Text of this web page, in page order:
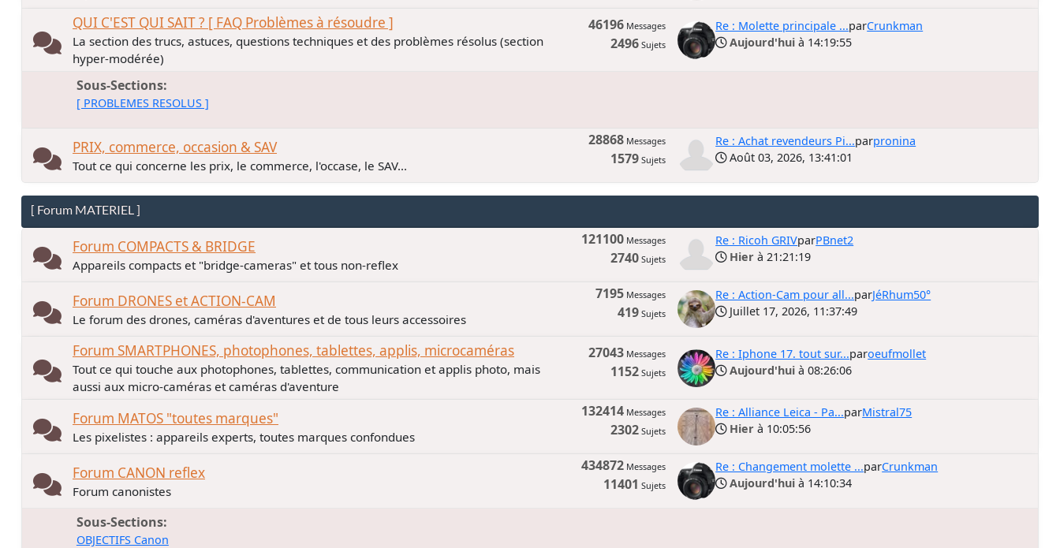
QUI C'EST QUI SAIT ? [ FAQ Problèmes à résoudre ]
La section des trucs, astuces, questions techniques et des problèmes résolus (section
hyper-modérée)
46196 Messages
2496 Sujets
Re : Molette principale ...parCrunkman
Aujourd'hui à 14:19:55
Sous-Sections
[ PROBLEMES RESOLUS ]
PRIX, commerce, occasion & SAV
Tout ce qui concerne les prix, le commerce, l'occase, le SAV...
28868 Messages
1579 Sujets
Re : Achat revendeurs Pi...parpronina
Août 03, 2026, 13:41:01
[ Forum MATERIEL ]
Forum COMPACTS & BRIDGE
Appareils compacts et "bridge-cameras" et tous non-reflex
121100 Messages
2740 Sujets
Re : Ricoh GRIVparPBnet2
Hier à 21:21:19
Forum DRONES et ACTION-CAM
Le forum des drones, caméras d'aventures et de tous leurs accessoires
7195 Messages
419 Sujets
Re : Action-Cam pour all...parJéRhum50°
Juillet 17, 2026, 11:37:49
Forum SMARTPHONES, photophones, tablettes, applis, microcaméras
Tout ce qui touche aux photophones, tablettes, communication et applis photo, mais
aussi aux micro-caméras et caméras d'aventure
27043 Messages
1152 Sujets
Re : Iphone 17. tout sur...paroeufmollet
Aujourd'hui à 08:26:06
Forum MATOS "toutes marques"
Les pixelistes : appareils experts, toutes marques confondues
132414 Messages
2302 Sujets
Re : Alliance Leica - Pa...parMistral75
Hier à 10:05:56
Forum CANON reflex
Forum canonistes
434872 Messages
11401 Sujets
Re : Changement molette ...parCrunkman
Aujourd'hui à 14:10:34
Sous-Sections
OBJECTIFS Canon